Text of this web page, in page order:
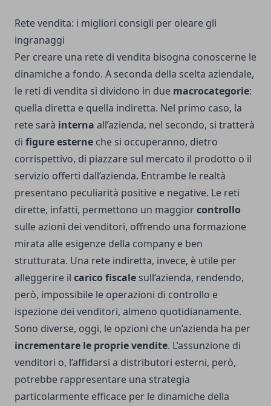
Rete vendita: i migliori consigli per oleare gli
ingranaggi
Per creare una rete di vendita bisogna conoscerne le
dinamiche a fondo. A seconda della scelta aziendale,
le reti di vendita si dividono in due macrocategorie:
quella diretta e quella indiretta. Nel primo caso, la
rete sarà interna all’azienda, nel secondo, si tratterà
di figure esterne che si occuperanno, dietro
corrispettivo, di piazzare sul mercato il prodotto o il
servizio offerti dall’azienda. Entrambe le realtà
presentano peculiarità positive e negative. Le reti
dirette, infatti, permettono un maggiorcontrollo
sulle azioni dei venditori, offrendo una formazione
mirata alle esigenze della company e ben
strutturata. Una rete indiretta, invece, è utile per
alleggerire il carico fiscale sull’azienda, rendendo,
però, impossibile le operazioni di controllo e
ispezione dei venditori, almeno quotidianamente.
Sono diverse, oggi, le opzioni che un’azienda ha per
incrementare le proprie vendite. L’assunzione di
venditori o, l’affidarsi a distributori esterni, però,
potrebbe rappresentare una strategia
particolarmente efficace per le dinamiche della